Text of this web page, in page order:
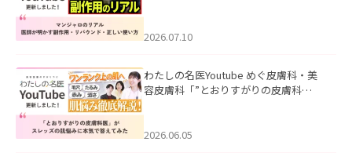
た。
2026.07.10
わたしの名医Youtube めぐ皮膚科・美
容皮膚科「”とおりすがりの皮膚科
2026.06.05